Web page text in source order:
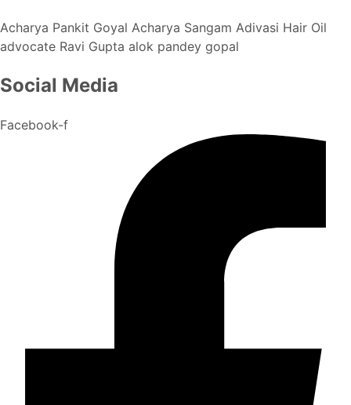
Acharya Pankit Goyal Acharya Sangam Adivasi Hair Oil
advocate Ravi Gupta alok pandey gopal
Social Media
Facebook-f